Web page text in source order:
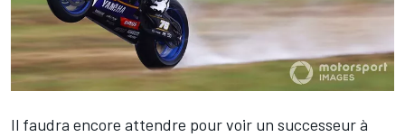
Il faudra encore attendre pour voir un successeur à